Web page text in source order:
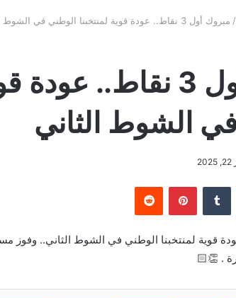
/ مبروك أول 3 نقاط.. عودة قوية لمنتخبنا الوطني في الشوط الثاني
مبروك أول 3 نقاط..
الشوط الثاني
بينتيريست
3 نقاط.. عودة قوية لمنتخبنا الوطني في الشوط الثاني..
. 👏🏻